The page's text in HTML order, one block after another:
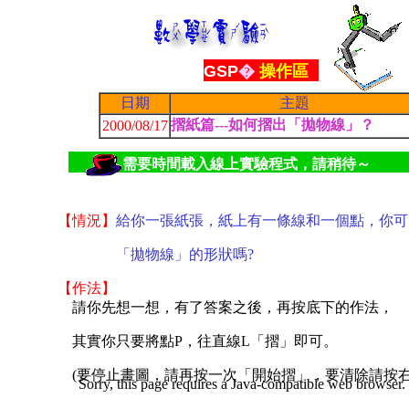
日期
主題
2000/08/17 摺紙篇---如何摺出「拋物線」？
GSP� 操作區
Sorry, this page requires a Java-compatible web browser.
【情況】 給你一張紙張，紙上有一條線和一個點， 你
「拋物線」的形狀嗎?
【作法】
請你先想一想，有了答案之後，再按底下的作法，
其實你只要將點P，往直線L「摺」即可。
(要停止畫圖，請再按一次「開始摺」，要清除請按
需要時間載入線上實驗程式，請稍待～